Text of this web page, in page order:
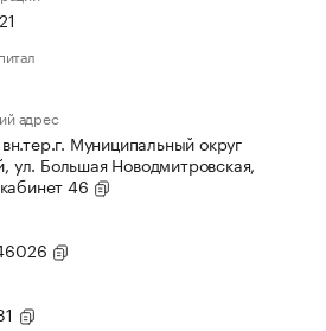
адрес
Муниципальный округ
ул. Большая Новодмитровская,
46